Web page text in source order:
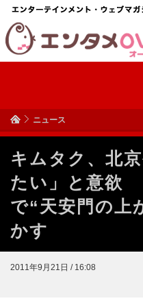
ニュース
キムタク、北
たい」と意欲
で“天安門の上
かす
2011年9月21日 / 16:08